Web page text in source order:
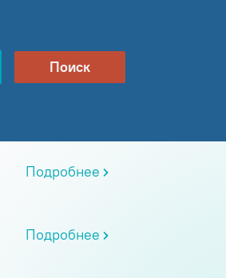
Поиск
Подробнее
Подробнее